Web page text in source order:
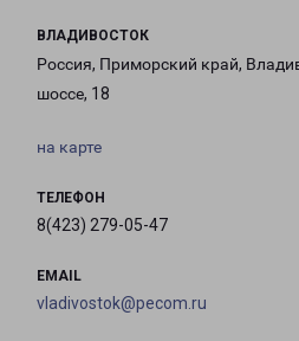
ВЛАДИВОСТОК
Россия, Приморский край,
шоссе, 18
на карте
ТЕЛЕФОН
8(423) 279-05-47
EMAIL
vladivostok@pecom.ru